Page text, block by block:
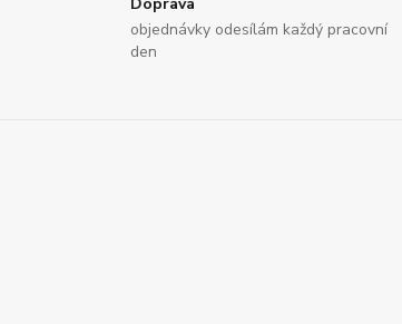
objednávky odesílám každý pracovní
den